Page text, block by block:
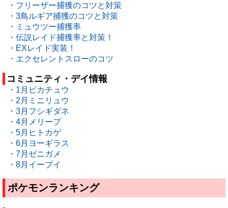
・フリーザー捕獲のコツと対策
・3鳥ルギア捕獲のコツと対策
・ミュウツー捕獲率
・伝説レイド捕獲率と対策！
・EXレイド実装！
・エクセレントスローのコツ
コミュニティ・デイ情報
・1月ピカチュウ
・2月ミニリュウ
・3月フシギダネ
・4月メリープ
・5月ヒトカゲ
・6月ヨーギラス
・7月ゼニガメ
・8月イーブイ
ポケモンランキング